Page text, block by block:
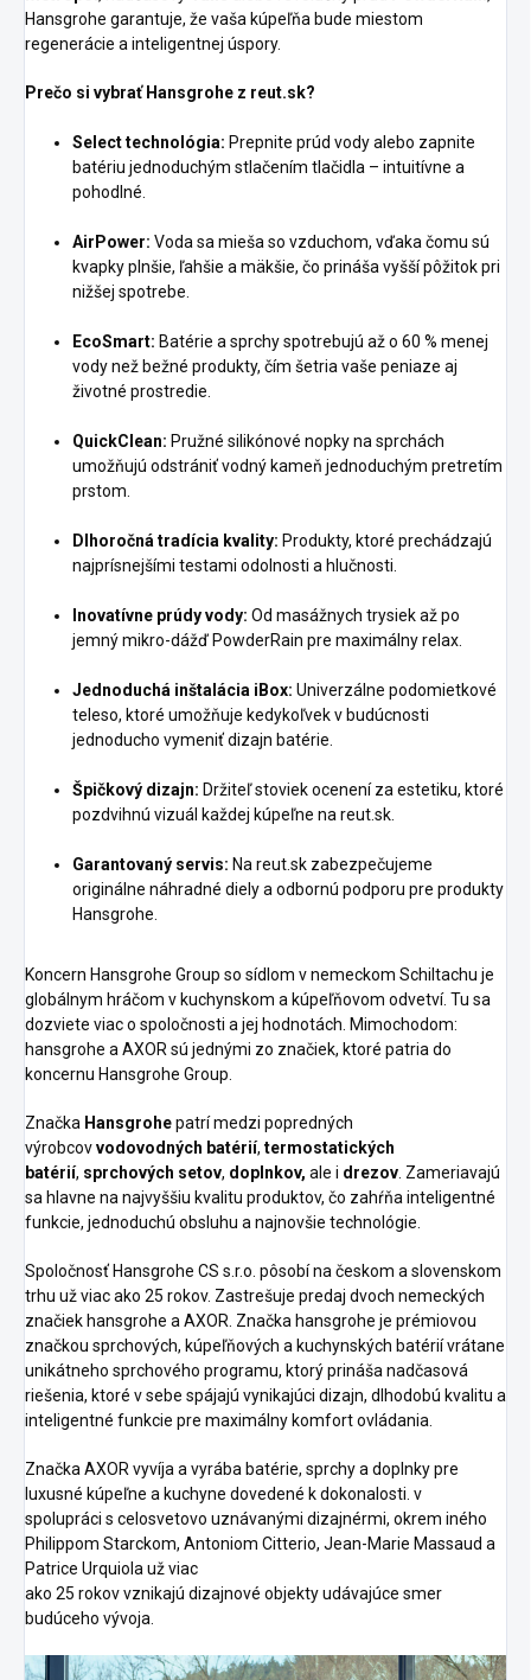
Hansgrohe garantuje, že vaša kúpeľňa bude miestom
regenerácie a inteligentnej úspory.
Prečo si vybrať Hansgrohe z reut.sk?
Select technológia: Prepnite prúd vody alebo zapnite
batériu jednoduchým stlačením tlačidla – intuitívne a
pohodlné.
AirPower: Voda sa mieša so vzduchom, vďaka čomu sú
kvapky plnšie, ľahšie a mäkšie, čo prináša vyšší pôžitok pri
nižšej spotrebe.
EcoSmart: Batérie a sprchy spotrebujú až o 60 % menej
vody než bežné produkty, čím šetria vaše peniaze aj
životné prostredie.
QuickClean: Pružné silikónové nopky na sprchách
umožňujú odstrániť vodný kameň jednoduchým pretretím
prstom.
Dlhoročná tradícia kvality: Produkty, ktoré prechádzajú
najprísnejšími testami odolnosti a hlučnosti.
Inovatívne prúdy vody: Od masážnych trysiek až po
jemný mikro-dážď PowderRain pre maximálny relax.
Jednoduchá inštalácia iBox: Univerzálne podomietkové
teleso, ktoré umožňuje kedykoľvek v budúcnosti
jednoducho vymeniť dizajn batérie.
Špičkový dizajn: Držiteľ stoviek ocenení za estetiku, ktoré
pozdvihnú vizuál každej kúpeľne na reut.sk.
Garantovaný servis: Na reut.sk zabezpečujeme
originálne náhradné diely a odbornú podporu pre produkty
Hansgrohe.
Koncern Hansgrohe Group so sídlom v nemeckom Schiltachu je
globálnym hráčom v kuchynskom a kúpeľňovom odvetví. Tu sa
dozviete viac o spoločnosti a jej hodnotách. Mimochodom:
hansgrohe a AXOR sú jednými zo značiek, ktoré patria do
koncernu Hansgrohe Group.
Značka Hansgrohepatrí medzi popredných
výrobcovvodovodných batérií, termostatických
batérií, sprchových setov, doplnkov, ale i drezov . Zameriavajú
sa hlavne na najvyššiu kvalitu produktov, čo zahŕňa inteligentné
funkcie, jednoduchú obsluhu a najnovšie technológie.
Spoločnosť Hansgrohe CS s.r.o. pôsobí na českom a slovenskom
trhu už viac ako 25 rokov. Zastrešuje predaj dvoch nemeckých
značiek hansgrohe a AXOR. Značka hansgrohe je prémiovou
značkou sprchových, kúpeľňových a kuchynských batérií vrátane
unikátneho sprchového programu, ktorý prináša nadčasová
riešenia, ktoré v sebe spájajú vynikajúci dizajn, dlhodobú kvalitu a
inteligentné funkcie pre maximálny komfort ovládania.
Značka AXOR vyvíja a vyrába batérie, sprchy a doplnky pre
luxusné kúpeľne a kuchyne dovedené k dokonalosti. v
spolupráci s celosvetovo uznávanými dizajnérmi, okrem iného
Philippom Starckom, Antoniom Citterio, Jean-Marie Massaud a
Patrice Urquiola už viac
ako 25 rokov vznikajú dizajnové objekty udávajúce smer
budúceho vývoja.